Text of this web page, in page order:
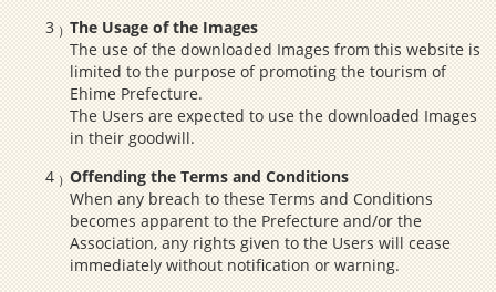
The Usage of the Images
The use of the downloaded Images from this website is
limited to the purpose of promoting the tourism of
Ehime Prefecture.
The Users are expected to use the downloaded Images
in their goodwill.
Offending the Terms and Conditions
When any breach to these Terms and Conditions
becomes apparent to the Prefecture and/or the
Association, any rights given to the Users will cease
immediately without notification or warning.